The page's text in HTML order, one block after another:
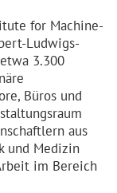
for Machine-
Ludwigs-
3.300
Büros und
aus
und Medizin
im Bereich